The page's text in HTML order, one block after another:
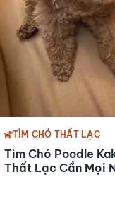
TÌM CHÓ THẤT LẠC
Tìm Chó Poodle
Thất Lạc Cần Mọi